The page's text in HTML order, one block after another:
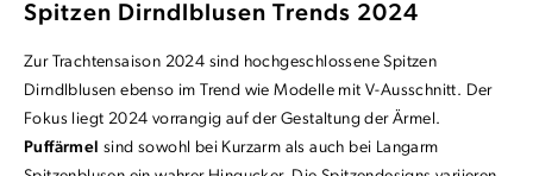
Spitzen Dirndlblusen Trends 2024
Zur Trachtensaison 2024 sind hochgeschlossene Spitzen
Dirndlblusen ebenso im Trend wie Modelle mit V-Ausschnitt. Der
Fokus liegt 2024 vorrangig auf der Gestaltung der Ärmel.
Puffärmel sind sowohl bei Kurzarm als auch bei Langarm